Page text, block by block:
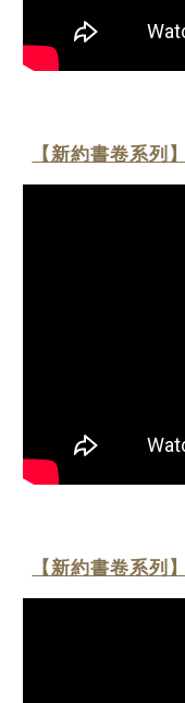
【新約書卷系列
【新約書卷系列